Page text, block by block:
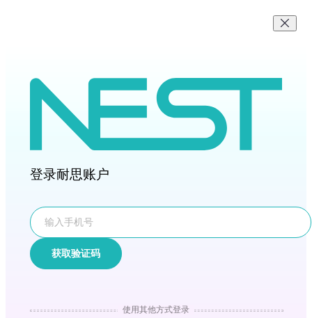
登录耐思账户
获取验证码
使用其他方式登录